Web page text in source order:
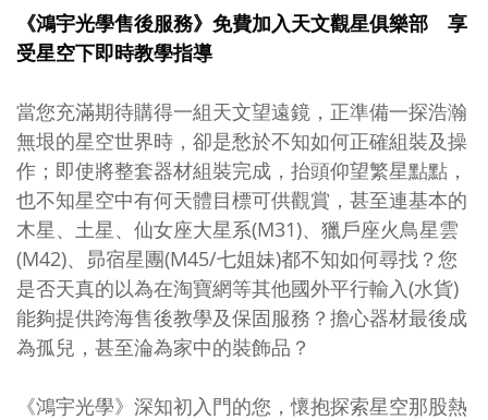
《鴻宇光學售後服務》免費加入天文觀星俱樂部 享
受星空下即時教學指導
當您充滿期待購得一組天文望遠鏡，正準備一探浩瀚
無垠的星空世界時，卻是愁於不知如何正確組裝及操
作；即使將整套器材組裝完成，抬頭仰望繁星點點，
也不知星空中有何天體目標可供觀賞，甚至連基本的
木星、土星、仙女座大星系(M31)、獵戶座火鳥星雲
(M42)、昴宿星團(M45/七姐妹)都不知如何尋找？您
是否天真的以為在淘寶網等其他國外平行輸入(水貨)
能夠提供跨海售後教學及保固服務？擔心器材最後成
為孤兒，甚至淪為家中的裝飾品？
《鴻宇光學》深知初入門的您，懷抱探索星空那股熱